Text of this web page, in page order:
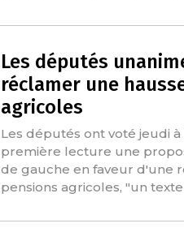
Les députés
réclamer une
agricoles
Les députés ont voté jeudi
première lecture une
de gauche en faveur d'une
pensions agricoles, "un